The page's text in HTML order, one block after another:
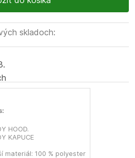
skladoch:
HOOD.
KAPUCE
materiál: 100 % polyester